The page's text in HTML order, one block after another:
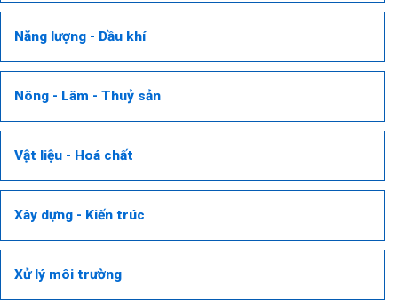
Năng lượng - Dầu khí
Nông - Lâm - Thuỷ sản
Vật liệu - Hoá chất
Xây dựng - Kiến trúc
Xử lý môi trường